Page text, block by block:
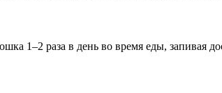
1–2 раза в день во время еды, запивая